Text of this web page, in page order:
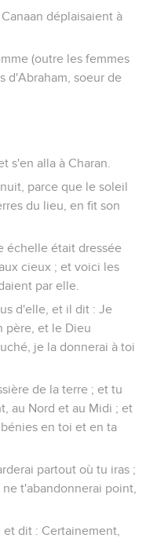
déplaisaient à
(outre les femmes
d'Abraham, soeur de
s'en alla à Charan.
parce que le soleil
du lieu, en fit son
échelle était dressée
cieux ; et voici les
par elle.
d'elle, et il dit : Je
père, et le Dieu
je la donnerai à toi
de la terre ; et tu
au Nord et au Midi ; et
en toi et en ta
partout où tu iras ;
t'abandonnerai point,
dit : Certainement,